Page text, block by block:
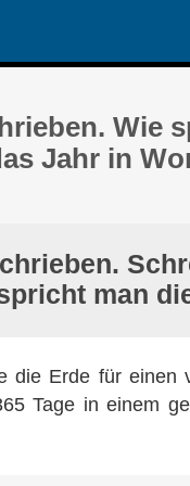
Wie
Jahr in
man
Erde für einen
Tage in einem